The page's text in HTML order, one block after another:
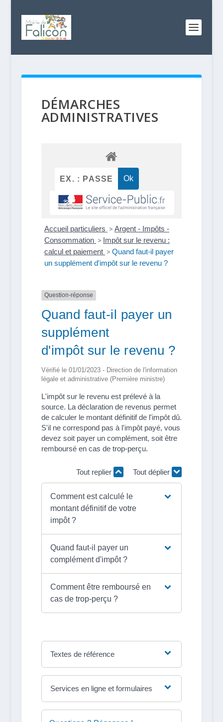
DÉMARCHES
ADMINISTRATIVES
Accueil particuliers > Argent - Impôts -
Consommation > Impôt sur le revenu :
calcul et paiement > Quand faut-il payer
un supplément d'impôt sur le revenu ?
Question-réponse
Quand faut-il payer un
supplément
d'impôt sur le revenu ?
Vérifié le 01/01/2023 - Direction de l'information
légale et administrative (Première ministre)
L'impôt sur le revenu est prélevé à la
source. La déclaration de revenus permet
de calculer le montant définitif de l'impôt dû.
S'il ne correspond pas à l'impôt payé, vous
devez soit payer un complément, soit être
remboursé en cas de trop-perçu.
Tout replier Tout déplier
Comment est calculé le
montant définitif de votre
impôt ?
Quand faut-il payer un
complément d'impôt ?
Comment être remboursé en
cas de trop-perçu ?
Textes de référence
Services en ligne et formulaires